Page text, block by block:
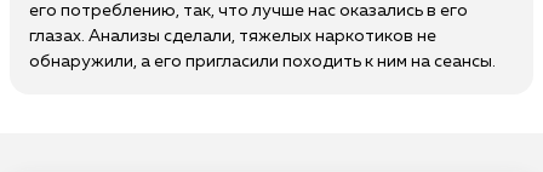
его потреблению, так, что лучше нас оказались в его
глазах. Анализы сделали, тяжелых наркотиков не
обнаружили, а его пригласили походить к ним на сеансы.